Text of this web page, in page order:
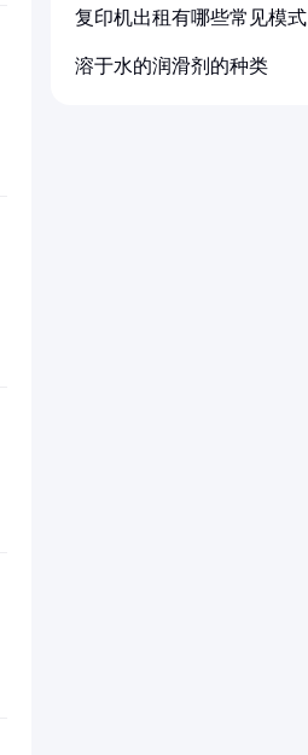
复印机出租有哪些常见模式
溶于水的润滑剂的种类